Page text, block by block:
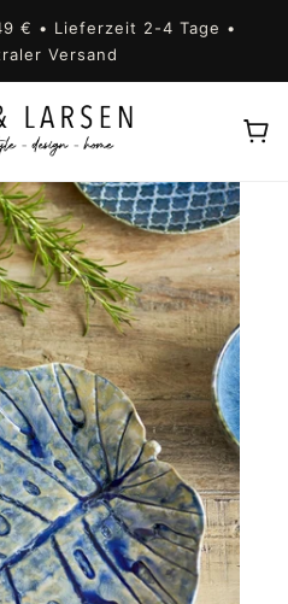
€ • Lieferzeit 2-4 Tage •
Versand